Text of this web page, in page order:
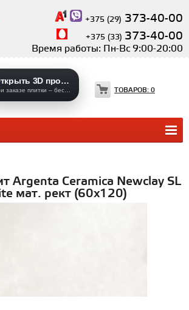
+375 (29) 373-40-00
+375 (33) 373-40-00
Время работы: Пн-Вс 9:00-20:00
Открыть 3D проекты
ТОВАРОВ: 0
ПЛИТКА
Argenta Ceramica Newclay SL
мат. рект (60х120)